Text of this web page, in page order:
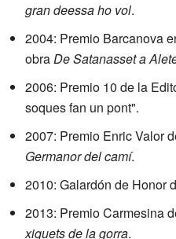
gran deessa ho vol.
2004: Premio Barcanova
obraDe Satanasset a
2006: Premio 10 de la
soques fan un pont".
2007: Premio Enric Valor
Germanor del camí.
2010: Galardón de Honor
2013: Premio Carmesina
xiquets de la gorra.